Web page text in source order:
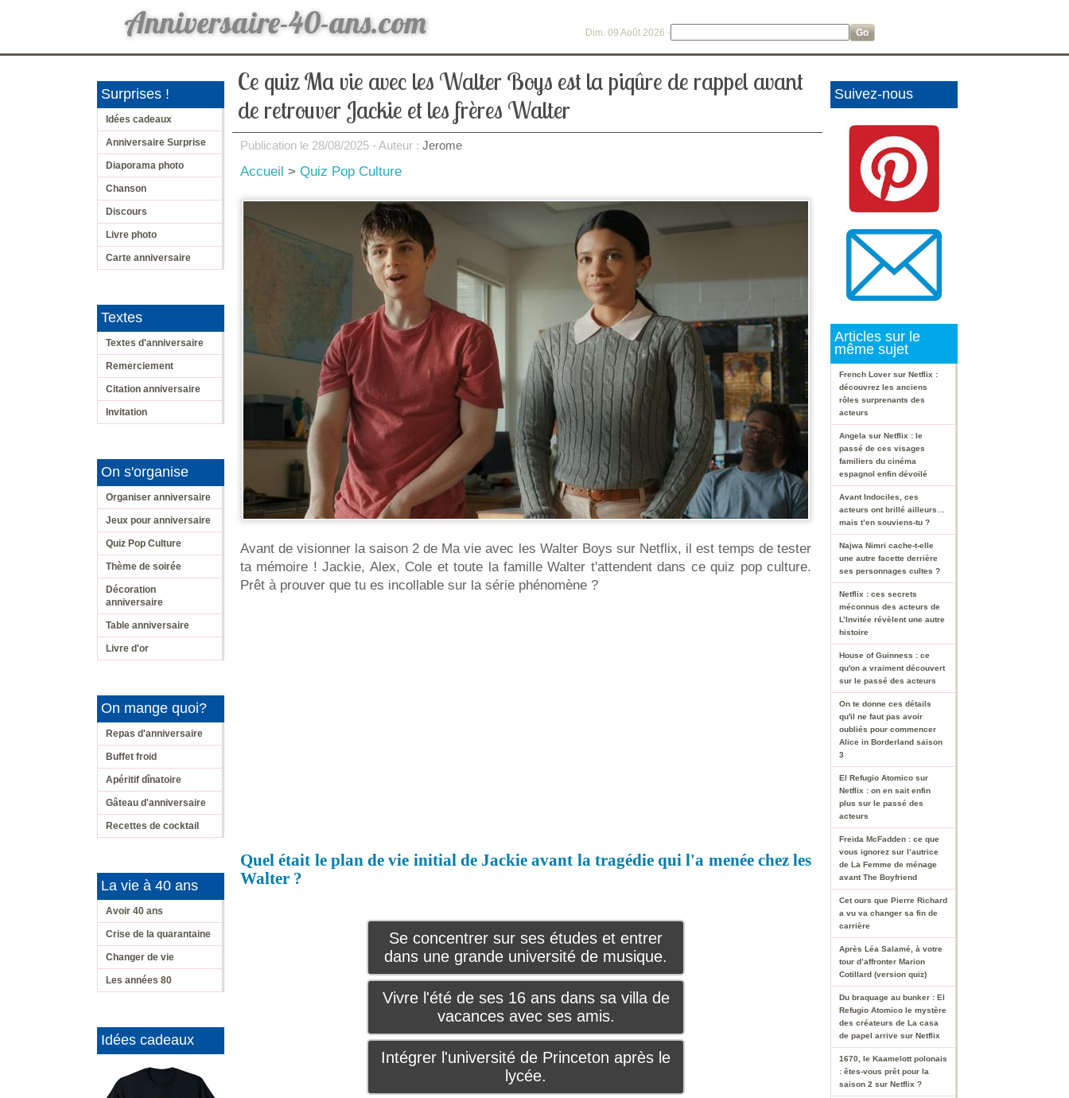
Anniversaire-40-ans.com Dim. 09 Août 2026 -
Surprises !
Idées cadeaux
Anniversaire Surprise
Diaporama photo
Chanson
Discours
Livre photo
Carte anniversaire
Textes
Textes d'anniversaire
Remerciement
Citation anniversaire
Invitation
On s'organise
Organiser anniversaire
Jeux pour anniversaire
Quiz Pop Culture
Thème de soirée
Décoration
anniversaire
Table anniversaire
Livre d'or
On mange quoi?
Repas d'anniversaire
Buffet froid
Apéritif dînatoire
Gâteau d'anniversaire
Recettes de cocktail
La vie à 40 ans
Avoir 40 ans
Crise de la quarantaine
Changer de vie
Les années 80
Idées cadeaux
Ce quiz Ma vie avec les Walter Boys est la piqûre de rappel avant
de retrouver Jackie et les frères Walter
Publication le 28/08/2025 - Auteur : Jerome
Accueil > Quiz Pop Culture
Avant de visionner la saison 2 de Ma vie avec les Walter Boys sur Netflix, il est temps de tester
ta mémoire ! Jackie, Alex, Cole et toute la famille Walter t'attendent dans ce quiz pop culture.
Prêt à prouver que tu es incollable sur la série phénomène ?
Quel était le plan de vie initial de Jackie avant la tragédie qui l'a menée chez les
Walter ?
Se concentrer sur ses études et entrer
dans une grande université de musique.
Vivre l'été de ses 16 ans dans sa villa de
vacances avec ses amis.
Intégrer l'université de Princeton après le
lycée.
Suivez-nous
Articles sur le
même sujet
French Lover sur Netflix :
découvrez les anciens
rôles surprenants des
acteurs
Angela sur Netflix : le
passé de ces visages
familiers du cinéma
espagnol enfin dévoilé
Avant Indociles, ces
acteurs ont brillé ailleurs…
mais t’en souviens-tu ?
Najwa Nimri cache-t-elle
une autre facette derrière
ses personnages cultes ?
Netflix : ces secrets
méconnus des acteurs de
L’Invitée révèlent une autre
histoire
House of Guinness : ce
qu'on a vraiment découvert
sur le passé des acteurs
On te donne ces détails
qu'il ne faut pas avoir
oubliés pour commencer
Alice in Borderland saison
3
El Refugio Atomico sur
Netflix : on en sait enfin
plus sur le passé des
acteurs
Freida McFadden : ce que
vous ignorez sur l’autrice
de La Femme de ménage
avant The Boyfriend
Cet ours que Pierre Richard
a vu va changer sa fin de
carrière
Après Léa Salamé, à votre
tour d’affronter Marion
Cotillard (version quiz)
Du braquage au bunker : El
Refugio Atomico le mystère
des créateurs de La casa
de papel arrive sur Netflix
1670, le Kaamelott polonais
: êtes-vous prêt pour la
saison 2 sur Netflix ?